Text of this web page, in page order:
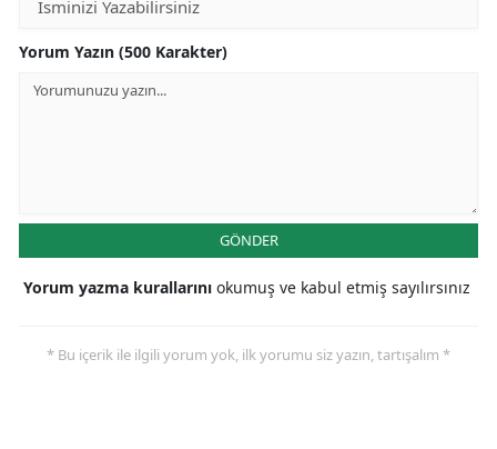
Yorum Yazın (500 Karakter)
GÖNDER
Yorum yazma kurallarını okumuş ve kabul etmiş sayılırsınız
* Bu içerik ile ilgili yorum yok, ilk yorumu siz yazın, tartışalım *